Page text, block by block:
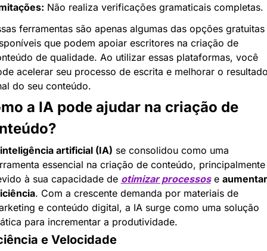
Não realiza verificações gramaticais completas.
ferramentas são apenas algumas das opções gratuitas
que podem apoiar escritores na criação de
de qualidade. Ao utilizar essas plataformas, você
acelerar seu processo de escrita e melhorar o
do seu conteúdo.
a IA pode ajudar na criação de
inteligência artificial (IA) se consolidou como uma
essencial na criação de conteúdo, principalmente
à sua capacidade de otimizar processos e
. Com a crescente demanda por materiais de
e conteúdo digital, a IA surge como uma solução
para incrementar a produtividade.
e Velocidade